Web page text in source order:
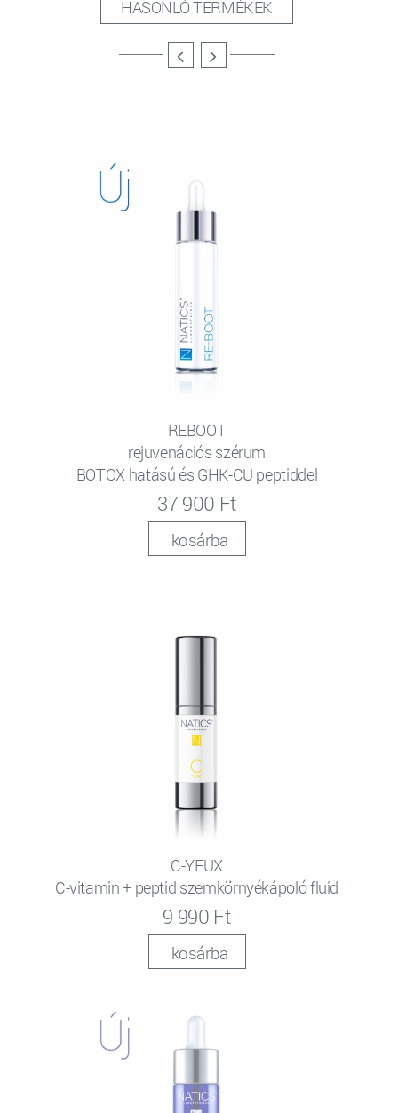
HASONLÓ TERMÉKEK
REBOOT
rejuvenációs szérum
BOTOX hatású és GHK-CU peptiddel
37 900 Ft
kosárba
C-YEUX
C-vitamin + peptid szemkörnyékápoló fluid
9 990 Ft
kosárba